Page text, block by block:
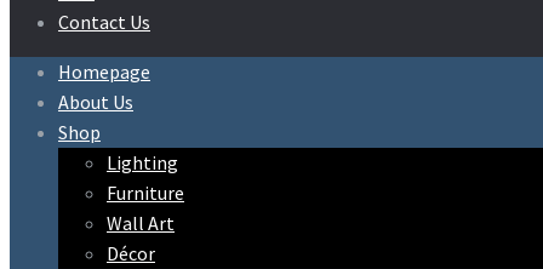
Contact Us
Homepage
About Us
Shop
Lighting
Furniture
Wall Art
Décor